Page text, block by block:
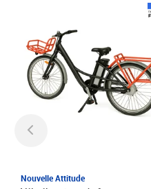
Nouvelle Attitude